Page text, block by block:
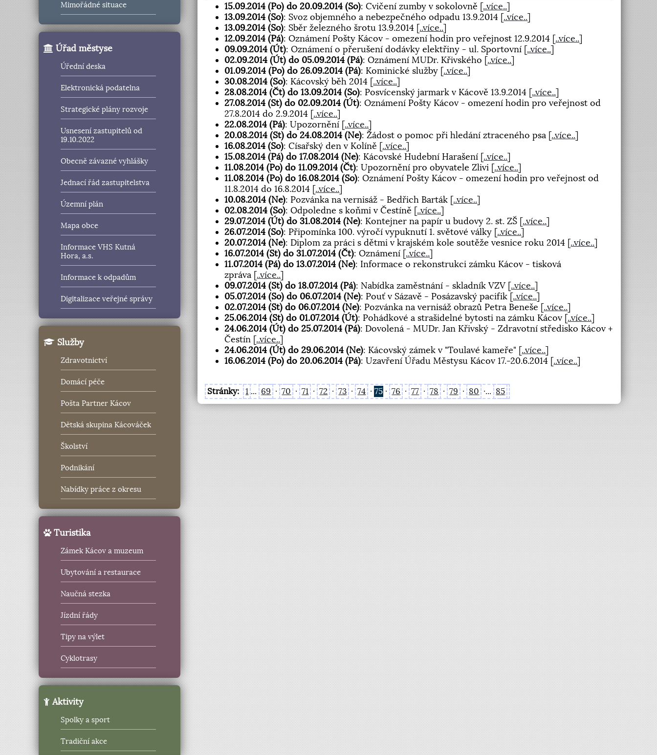
Mimořádné situace
Úřad městyse
Úřední deska
Elektronická podatelna
Strategické plány rozvoje
Usnesení zastupitelů od
19.10.2022
Obecně závazné vyhlášky
Jednací řád zastupitelstva
Územní plán
Mapa obce
Informace VHS Kutná
Hora, a.s.
Informace k odpadům
Digitalizace veřejné správy
Služby
Zdravotnictví
Domácí péče
Pošta Partner Kácov
Dětská skupina Kácováček
Školství
Podnikání
Nabídky práce z okresu
Turistika
Zámek Kácov a muzeum
Ubytování a restaurace
Naučná stezka
Jízdní řády
Tipy na výlet
Cyklotrasy
Aktivity
Spolky a sport
Tradiční akce
15.09.2014 (Po) do 20.09.2014 (So): Cvičení zumby v sokolovně [..více..]
13.09.2014 (So): Svoz objemného a nebezpečného odpadu 13.9.2014 [..více..]
13.09.2014 (So): Sběr železného šrotu 13.9.2014 [..více..]
12.09.2014 (Pá): Oznámení Pošty Kácov - omezení hodin pro veřejnost 12.9.2014 [..více..]
09.09.2014 (Út): Oznámení o přerušení dodávky elektřiny - ul. Sportovní [..více..]
02.09.2014 (Út) do 05.09.2014 (Pá): Oznámení MUDr. Křivského [..více..]
01.09.2014 (Po) do 26.09.2014 (Pá): Kominické služby [..více..]
30.08.2014 (So): Kácovský běh 2014 [..více..]
28.08.2014 (Čt) do 13.09.2014 (So): Posvícenský jarmark v Kácově 13.9.2014 [..více..]
27.08.2014 (St) do 02.09.2014 (Út): Oznámení Pošty Kácov - omezení hodin pro veřejnost od
27.8.2014 do 2.9.2014 [..více..]
22.08.2014 (Pá): Upozornění [..více..]
20.08.2014 (St) do 24.08.2014 (Ne): Žádost o pomoc při hledání ztraceného psa [..více..]
16.08.2014 (So): Císařský den v Kolíně [..více..]
15.08.2014 (Pá) do 17.08.2014 (Ne): Kácovské Hudební Harašení [..více..]
11.08.2014 (Po) do 11.09.2014 (Čt): Upozornění pro obyvatele Zlivi [..více..]
11.08.2014 (Po) do 16.08.2014 (So): Oznámení Pošty Kácov - omezení hodin pro veřejnost od
11.8.2014 do 16.8.2014 [..více..]
10.08.2014 (Ne): Pozvánka na vernisáž - Bedřich Barták [..více..]
02.08.2014 (So): Odpoledne s koňmi v Čestíně [..více..]
29.07.2014 (Út) do 31.08.2014 (Ne): Kontejner na papír u budovy 2. st. ZŠ [..více..]
26.07.2014 (So): Připomínka 100. výročí vypuknutí 1. světové války [..více..]
20.07.2014 (Ne): Diplom za práci s dětmi v krajském kole soutěže vesnice roku 2014 [..více..]
16.07.2014 (St) do 31.07.2014 (Čt): Oznámení [..více..]
11.07.2014 (Pá) do 13.07.2014 (Ne): Informace o rekonstrukci zámku Kácov - tisková
zpráva [..více..]
09.07.2014 (St) do 18.07.2014 (Pá): Nabídka zaměstnání - skladník VZV [..více..]
05.07.2014 (So) do 06.07.2014 (Ne): Pouť v Sázavě - Posázavský pacifik [..více..]
02.07.2014 (St) do 06.07.2014 (Ne): Pozvánka na vernisáž obrazů Petra Beneše [..více..]
25.06.2014 (St) do 01.07.2014 (Út): Pohádkové a strašidelné bytosti na zámku Kácov [..více..]
24.06.2014 (Út) do 25.07.2014 (Pá): Dovolená - MUDr. Jan Křivský - Zdravotní středisko Kácov +
Čestín [..více..]
24.06.2014 (Út) do 29.06.2014 (Ne): Kácovský zámek v "Toulavé kameře" [..více..]
16.06.2014 (Po) do 20.06.2014 (Pá): Uzavření Úřadu Městysu Kácov 17.-20.6.2014 [..více..]
Stránky: 1 ... 69 · 70 · 71 · 72 · 73 · 74 · 75 · 76 · 77 · 78 · 79 · 80 ·... 85